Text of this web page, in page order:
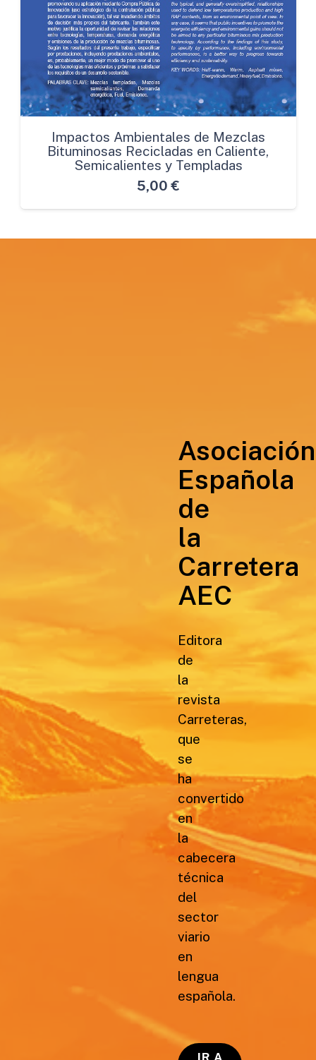
Impactos Ambientales de Mezclas
Bituminosas Recicladas en Caliente,
Semicalientes y Templadas
5,00 €
Asociación
Española
de
la
Carretera
AEC
Editora
de
la
revista
Carreteras,
que
se
ha
convertido
en
la
cabecera
técnica
del
sector
viario
en
lengua
española.